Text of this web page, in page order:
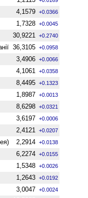
4,1579 +0.0366
1,7328 +0.0045
30,9221 +0.2740
36,3105 +0.0958
3,4906 +0.0066
4,1061 +0.0358
8,4495 +0.1323
1,8987 +0.0013
8,6298 +0.0321
3,6197 +0.0006
2,4121 +0.0207
2,2914 +0.0138
6,2274 +0.0155
1,5348 +0.0026
1,2643 +0.0192
3,0047 +0.0024